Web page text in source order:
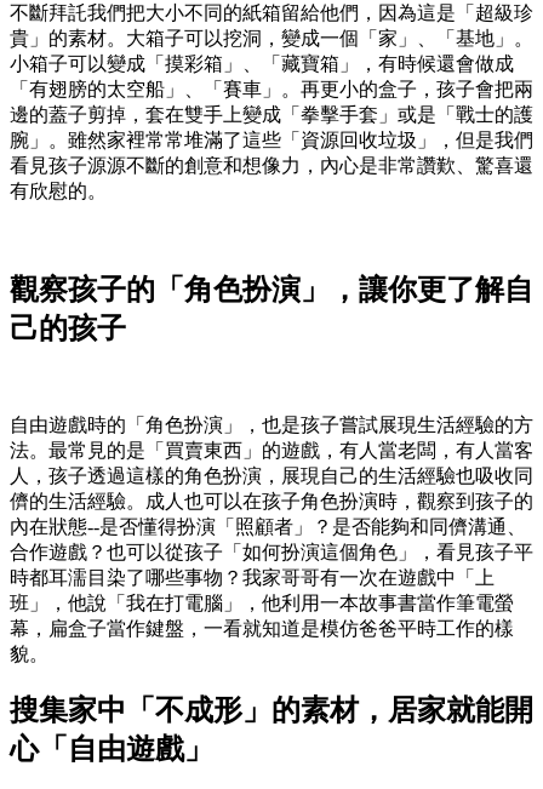
不斷拜託我們把大小不同的紙箱留給他們，因為這是「超級珍
貴」的素材。大箱子可以挖洞，變成一個「家」、「基地」。
小箱子可以變成「摸彩箱」、「藏寶箱」，有時候還會做成
「有翅膀的太空船」、「賽車」。再更小的盒子，孩子會把兩
邊的蓋子剪掉，套在雙手上變成「拳擊手套」或是「戰士的護
腕」。雖然家裡常常堆滿了這些「資源回收垃圾」，但是我們
看見孩子源源不斷的創意和想像力，內心是非常讚歎、驚喜還
有欣慰的。
觀察孩子的「角色扮演」，讓你更了解自
己的孩子
自由遊戲時的「角色扮演」，也是孩子嘗試展現生活經驗的方
法。最常見的是「買賣東西」的遊戲，有人當老闆，有人當客
人，孩子透過這樣的角色扮演，展現自己的生活經驗也吸收同
儕的生活經驗。成人也可以在孩子角色扮演時，觀察到孩子的
內在狀態--是否懂得扮演「照顧者」？是否能夠和同儕溝通、
合作遊戲？也可以從孩子「如何扮演這個角色」，看見孩子平
時都耳濡目染了哪些事物？我家哥哥有一次在遊戲中「上
班」，他說「我在打電腦」，他利用一本故事書當作筆電螢
幕，扁盒子當作鍵盤，一看就知道是模仿爸爸平時工作的樣
貌。
搜集家中「不成形」的素材，居家就能開
心「自由遊戲」